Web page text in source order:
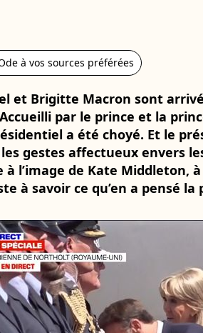
à vos sources préférées
et Brigitte Macron sont
par le prince et la
a été choyé. Et le
gestes affectueux envers
à l’image de Kate Middleton,
à savoir ce qu’en a pensé